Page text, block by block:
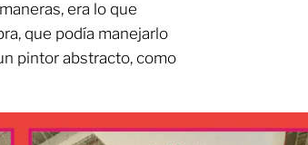
era lo que
que podía manejarlo
pintor abstracto, como